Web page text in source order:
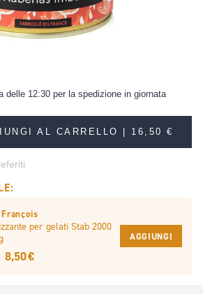
delle 12:30 per la spedizione in giornata
AL CARRELLO | 16,50 €
per gelati Stab 2000
8,50 €
AGGIUNGI